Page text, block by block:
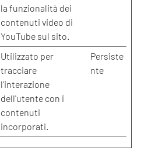
la funzionalità dei
contenuti video di
YouTube sul sito.
Utilizzato per
tracciare
l'interazione
dell'utente con i
contenuti
incorporati.
Persiste
nte